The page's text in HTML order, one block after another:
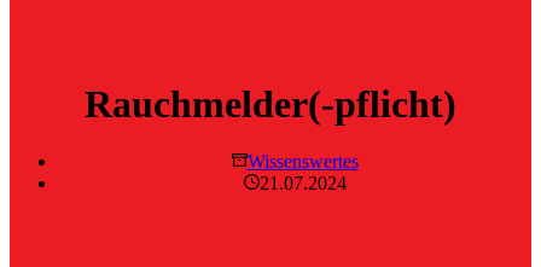
Rauchmelder(-pflicht)
Wissenswertes
21.07.2024